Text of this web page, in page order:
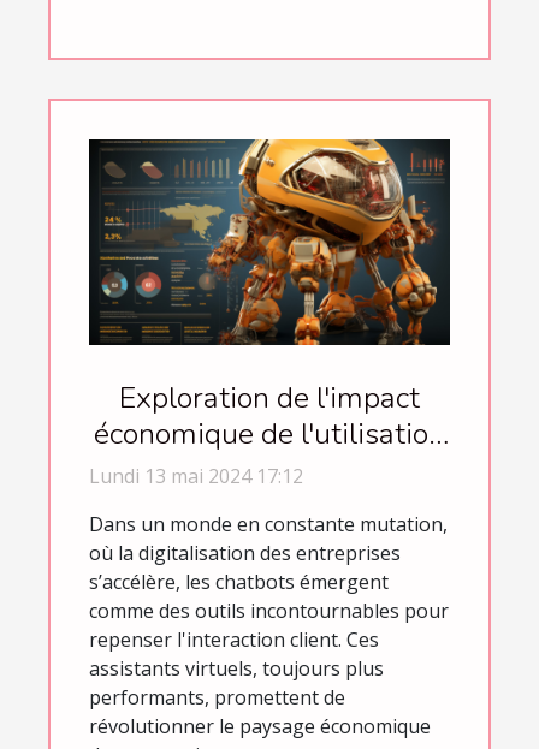
Exploration de l'impact
économique de l'utilisation
des chatbots en entreprise
Lundi 13 mai 2024 17:12
Dans un monde en constante mutation,
où la digitalisation des entreprises
s’accélère, les chatbots émergent
comme des outils incontournables pour
repenser l'interaction client. Ces
assistants virtuels, toujours plus
performants, promettent de
révolutionner le paysage économique